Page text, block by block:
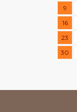
9
16
23
30